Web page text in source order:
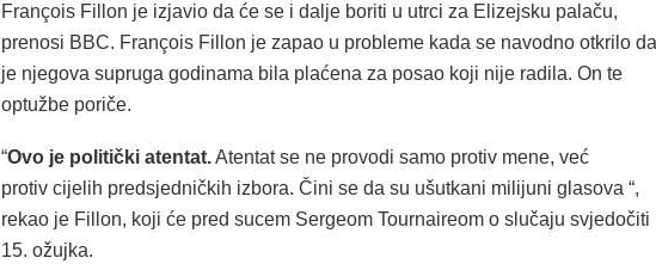
François Fillon je izjavio da će se i dalje boriti u utrci za Elizejsku palaču,
prenosi BBC. François Fillon je zapao u probleme kada se navodno otkrilo da
je njegova supruga godinama bila plaćena za posao koji nije radila. On te
optužbe poriče.
“Ovo je politički atentat.Atentat se ne provodi samo protiv mene, već
protiv cijelih predsjedničkih izbora. Čini se da su ušutkani milijuni glasova “,
rekao je Fillon, koji će pred sucem Sergeom Tournaireom o slučaju svjedočiti
15. ožujka.